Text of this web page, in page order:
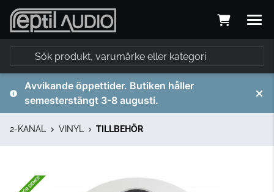
Avvikande öppettider. Butiken håller
semesterstängt 3-8 augusti.
2-KANAL VINYL TILLBEHÖR